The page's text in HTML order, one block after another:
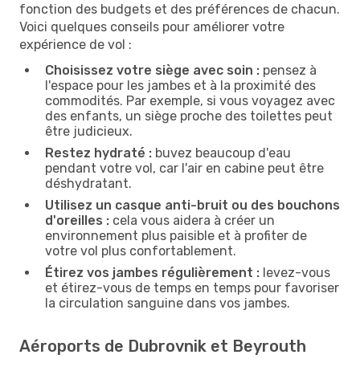
fonction des budgets et des préférences de chacun.
Voici quelques conseils pour améliorer votre
expérience de vol :
Choisissez votre siège avec soin : pensez à
l'espace pour les jambes et à la proximité des
commodités. Par exemple, si vous voyagez avec
des enfants, un siège proche des toilettes peut
être judicieux.
Restez hydraté : buvez beaucoup d'eau
pendant votre vol, car l'air en cabine peut être
déshydratant.
Utilisez un casque anti-bruit ou des bouchons
d'oreilles : cela vous aidera à créer un
environnement plus paisible et à profiter de
votre vol plus confortablement.
Étirez vos jambes régulièrement : levez-vous
et étirez-vous de temps en temps pour favoriser
la circulation sanguine dans vos jambes.
Aéroports de Dubrovnik et Beyrouth